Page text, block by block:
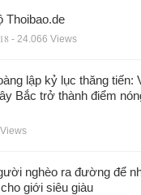
Thoibao.de
- 24.066 Views
lập kỷ lục thăng tiến:
Bắc trở thành điểm
nghèo ra đường để
giới siêu giàu